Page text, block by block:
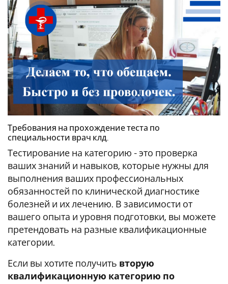
Требования на прохождение теста по
специальности врач клд.
Тестирование на категорию - это проверка
ваших знаний и навыков, которые нужны для
выполнения ваших профессиональных
обязанностей по клинической диагностике
болезней и их лечению. В зависимости от
вашего опыта и уровня подготовки, вы можете
претендовать на разные квалификационные
категории.
Если вы хотите получить вторую
квалификационную категорию по